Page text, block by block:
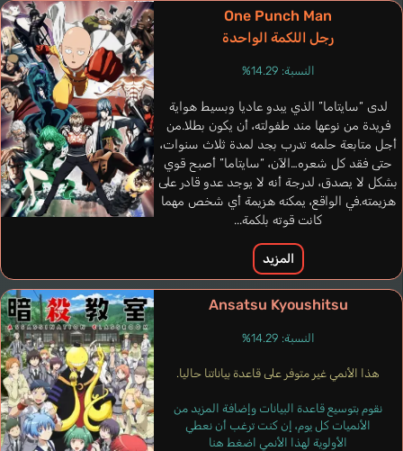
برتغالي
Soares Clara
فرنسي
Villaverde
Andrea
إسباني
Miràs Irene
إسباني
Airjet
One Punch Man
رجل اللكمة الواحدة
النسبة: 14.29%
لدى “سايتاما” الذي يبدو عاديا وبسيط هواية
فريدة من نوعها مند طفولته، أن يكون بطلا.من
أجل متابعة حلمه تدرب بجد لمدة ثلاث سنوات،
حتى فقد كل شعره…الآن، “سايتاما” أصبح قوي
بشكل لا يصدق، لدرجة أنه لا يوجد عدو قادر على
هزيمته.في الواقع، يمكنه هزيمة أي شخص مهما
كانت قوته بلكمة...
المزيد
Ansatsu Kyoushitsu
النسبة: 14.29%
هذا الأنمي غير متوفر على قاعدة بياناتنا حاليا.
نقوم بتوسيع قاعدة البيانات وإضافة المزيد من
الأنميات كل يوم، إن كنت ترغب أن نعطي
الأولوية لهذا الأنمي اضغط هنا